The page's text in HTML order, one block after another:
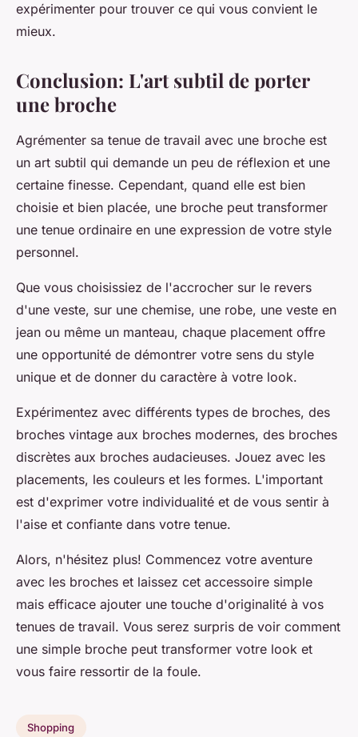
expérimenter pour trouver ce qui vous convient le
mieux.
Conclusion: L'art subtil de porter
une broche
Agrémenter sa tenue de travail avec une broche est
un art subtil qui demande un peu de réflexion et une
certaine finesse. Cependant, quand elle est bien
choisie et bien placée, une broche peut transformer
une tenue ordinaire en une expression de votre style
personnel.
Que vous choisissiez de l'accrocher sur le revers
d'une veste, sur une chemise, une robe, une veste en
jean ou même un manteau, chaque placement offre
une opportunité de démontrer votre sens du style
unique et de donner du caractère à votre look.
Expérimentez avec différents types de broches, des
broches vintage aux broches modernes, des broches
discrètes aux broches audacieuses. Jouez avec les
placements, les couleurs et les formes. L'important
est d'exprimer votre individualité et de vous sentir à
l'aise et confiante dans votre tenue.
Alors, n'hésitez plus! Commencez votre aventure
avec les broches et laissez cet accessoire simple
mais efficace ajouter une touche d'originalité à vos
tenues de travail. Vous serez surpris de voir comment
une simple broche peut transformer votre look et
vous faire ressortir de la foule.
Shopping